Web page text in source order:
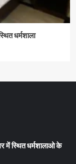
धर्मशाला
स्थित धर्मशालाओ के